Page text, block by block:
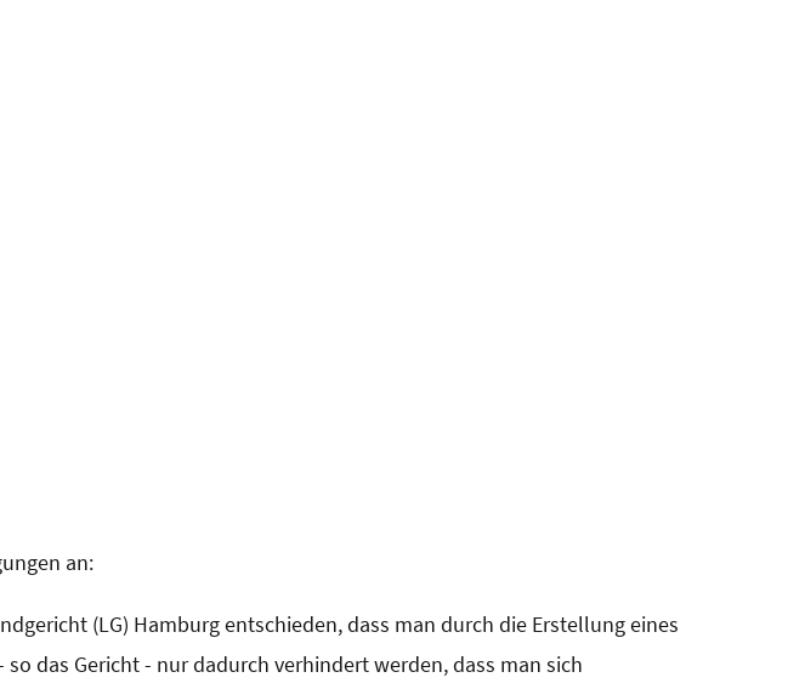
an:
(LG) Hamburg entschieden, dass man durch die Erstellung eines
das Gericht - nur dadurch verhindert werden, dass man sich